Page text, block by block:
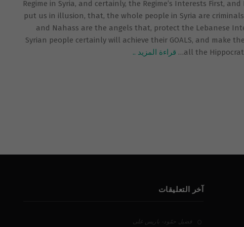
Regime in Syria, and certainly, the Regime’s Interests First,
put us in illusion, that, the whole people in Syria are
and Nahass are the angels that, protect the Lebanese
Syrian people certainly will achieve their GOALS, and make
all the
… قراءة المزيد ..
آخر التعليقات
فضيل حمّود - باريس على